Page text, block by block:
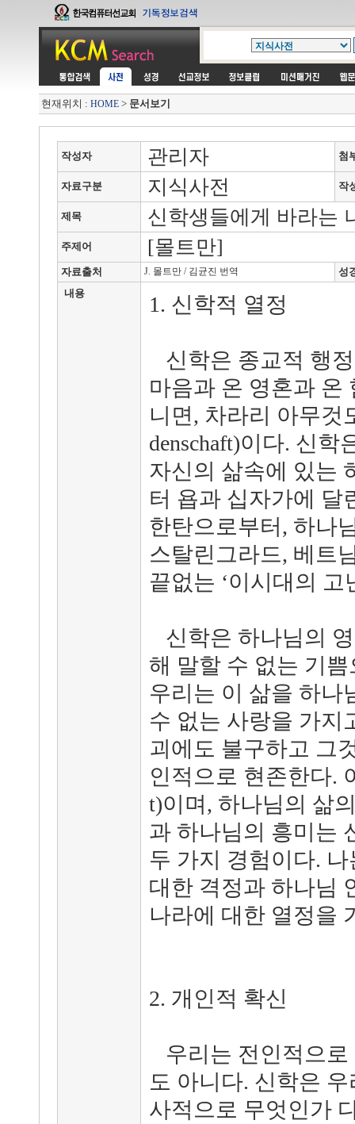
현재위치 : HOME > 문서보기
작성자 관리자 첨
자료구분 지식사전 작
제목 신학생들에게 바라는
주제어 [몰트만]
자료출처 J. 몰트만 / 김균진 번역
성
내용
1. 신학적 열정
신학은 종교적 행
마음과 온 영혼과 온
니면, 차라리 아무것
denschaft)이다. 신
자신의 삶속에 있는
터 욥과 십자가에 달
한탄으로부터, 하나
스탈린그라드, 베트
끝없는 ‘이시대의
신학은 하나님의
해 말할 수 없는 기
우리는 이 삶을 하나
수 없는 사랑을 가지
괴에도 불구하고 그
인적으로 현존한다.
t)이며, 하나님의 삶
과 하나님의 흥미는
두 가지 경험이다.
대한 격정과 하나님
나라에 대한 열정을
2. 개인적 확신
우리는 전인적으로
도 아니다. 신학은
사적으로 무엇인가